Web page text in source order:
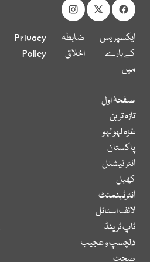
ایکسپریس
کے بارے
میں
ضابطہ
اخلاق
Privacy
Policy
صفحۂ اول
تازہ ترین
غزہ لہو لہو
پاکستان
انٹر نیشنل
کھیل
انٹرٹینمنٹ
لائف اسٹائل
ٹاپ ٹرینڈ
دلچسپ و عجیب
صحت